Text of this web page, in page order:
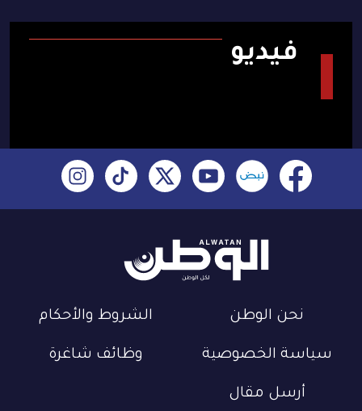
فيديو
نحن الوطن الشروط والأحكام
سياسة الخصوصية وظائف شاغرة
أرسل مقال